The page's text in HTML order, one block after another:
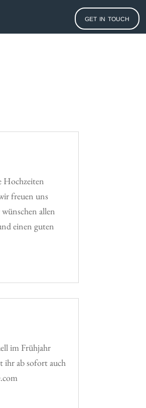
get in touch
Hochzeiten
freuen uns
allen
einen guten
im Frühjahr
ihr ab sofort auch